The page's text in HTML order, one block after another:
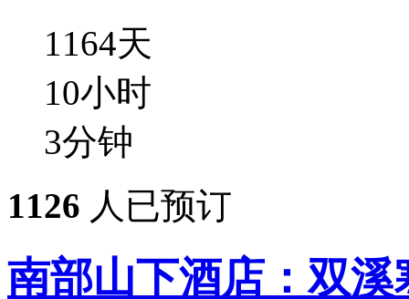
1164天
10小时
3分钟
1126 人已预订
南部山下酒店：双溪